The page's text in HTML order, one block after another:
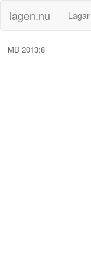
lagen.nu Lagar
MD 2013:8